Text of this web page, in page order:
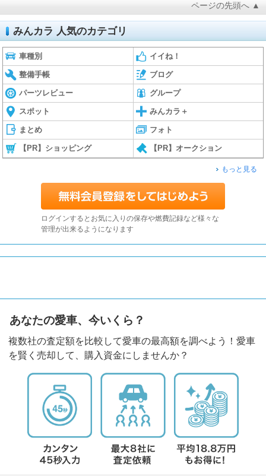
ページの先頭へ ▲
みんカラ 人気のカテゴリ
車種別 イイね！
整備手帳 ブログ
パーツレビュー グループ
スポット みんカラ＋
まとめ フォト
【PR】ショッピング 【PR】オークション
もっと見る
ログインするとお気に入りの保存や燃費記録など様々な
管理が出来るようになります
あなたの愛車、今いくら？
複数社の査定額を比較して愛車の最高額を調べよう！愛車
を賢く売却して、購入資金にしませんか？